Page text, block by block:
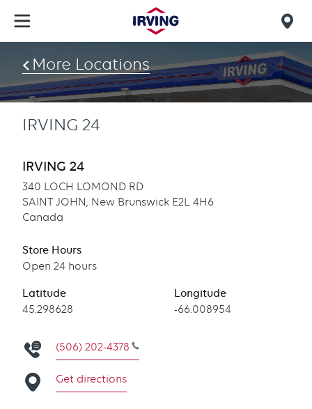
main
content
find
us
More Locations
IRVING 24
IRVING 24
340 LOCH LOMOND RD
SAINT JOHN, New Brunswick E2L 4H6
Canada
Store Hours
Open 24 hours
Latitude
Latitude
45.298628
Longitude
Longitude
-66.008954
(506) 202-4378
Get directions